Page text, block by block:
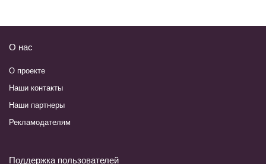
О нас
О проекте
Наши контакты
Наши партнеры
Рекламодателям
Поддержка пользователей